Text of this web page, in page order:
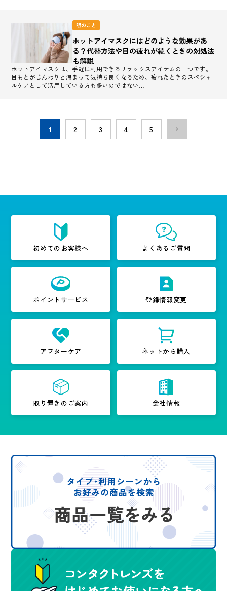
眼のこと
ホットアイマスクにはどのような効果があ
る？代替方法や目の疲れが続くときの対処法
も解説
ホットアイマスクは、手軽に利用できるリラックスアイテムの一つです。
目もとがじんわりと温まって気持ち良くなるため、疲れたときのスペシャ
ルケアとして活用している方も多いのではない…
1 2 3 4 5
初めてのお客様へ よくあるご質問
ポイントサービス 登録情報変更
アフターケア ネットから購入
取り置きのご案内 会社情報